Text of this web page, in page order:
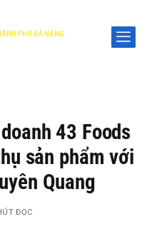
PHỐ ĐÀ NẴNG
43 Foods
sản phẩm với
Quang
ĐỌC